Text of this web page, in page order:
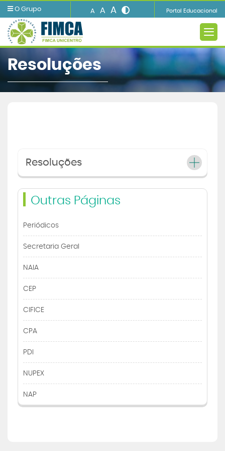
O Grupo A A A Portal Educacional
Cursos deGraduação
Cursos de
Cursos de
Clínicas de Atendimento
Bolsas e Benefícios
Informações e Serviços
Biblioteca
Central de Atendimento
Resoluções
Resoluções
Outras Páginas
Periódicos
Secretaria Geral
NAIA
CEP
CIFICE
CPA
PDI
NUPEX
NAP